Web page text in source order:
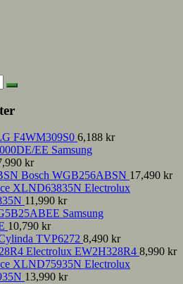
F4WM309S0 6,188 kr
Samsung
kr
Bosch WGB256ABSN 17,490 kr
Electrolux
11,990 kr
Samsung
10,790 kr
TVP6272 8,490 kr
Electrolux EW2H328R4 8,990 kr
Electrolux
13,990 kr